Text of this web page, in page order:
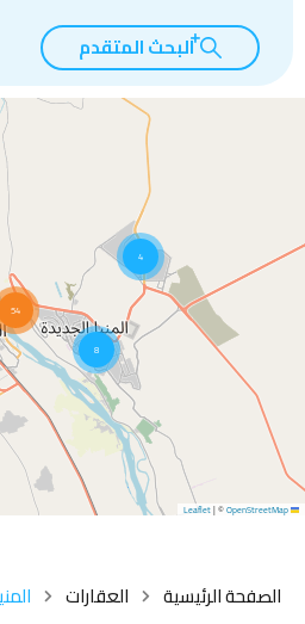
البحث المتقدم
8
4
54
Leaflet
|©OpenStreetMap
الصفحة الرئيسية العقارات